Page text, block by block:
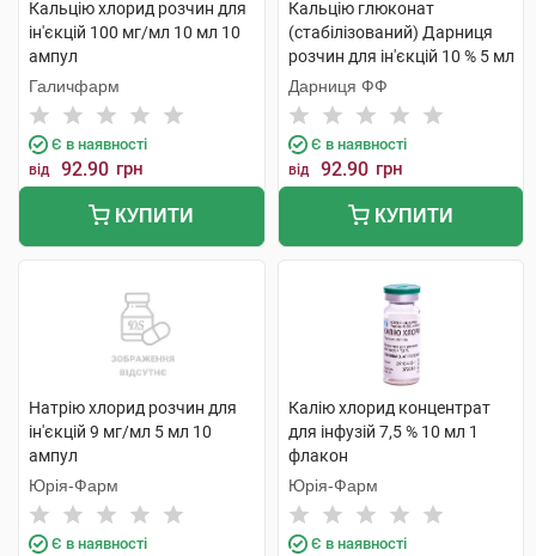
Кальцію хлорид розчин для
ін'єкцій 100 мг/мл 10 мл 10
ампул
Галичфарм
Є в наявності
від 92.90 грн
КУПИТИ
Кальцію глюконат
(стабілізований) Дарниця
розчин для ін'єкцій 10 % 5 мл
10 ампул
Дарниця ФФ
Є в наявності
від 92.90 грн
КУПИТИ
Натрію хлорид розчин для
ін'єкцій 9 мг/мл 5 мл 10
ампул
Юрія-Фарм
Є в наявності
Калію хлорид концентрат
для інфузій 7,5 % 10 мл 1
флакон
Юрія-Фарм
Є в наявності